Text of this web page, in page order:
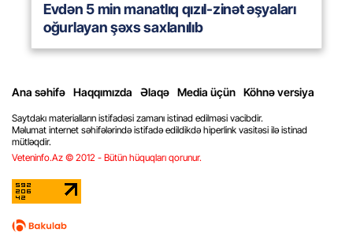
Evdən 5 min manatlıq qızıl-zinət əşyaları
oğurlayan şəxs saxlanılıb
Ana səhifə Haqqımızda Əlaqə Media üçün Köhnə versiya
Saytdakı materialların istifadəsi zamanı istinad edilməsi vacibdir.
Məlumat internet səhifələrində istifadə edildikdə hiperlink vasitəsi ilə istinad
mütləqdir.
Veteninfo.Az © 2012 - Bütün hüquqları qorunur.